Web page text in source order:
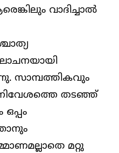
വാദിച്ചാൽ
സാമ്പത്തികവും
തടഞ്ഞ്
മറ്റു